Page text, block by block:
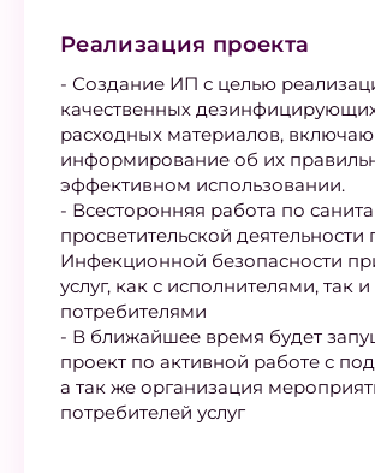
Реализация проекта
- Создание ИП с целью
качественных
расходных материалов,
информирование об их
эффективном использовании.
- Всесторонняя работа по
просветительской деятельности
Инфекционной безопасности
услуг, как с исполнителями, так и
потребителями
- В ближайшее время будет
проект по активной работе с
а так же организация
потребителей услуг